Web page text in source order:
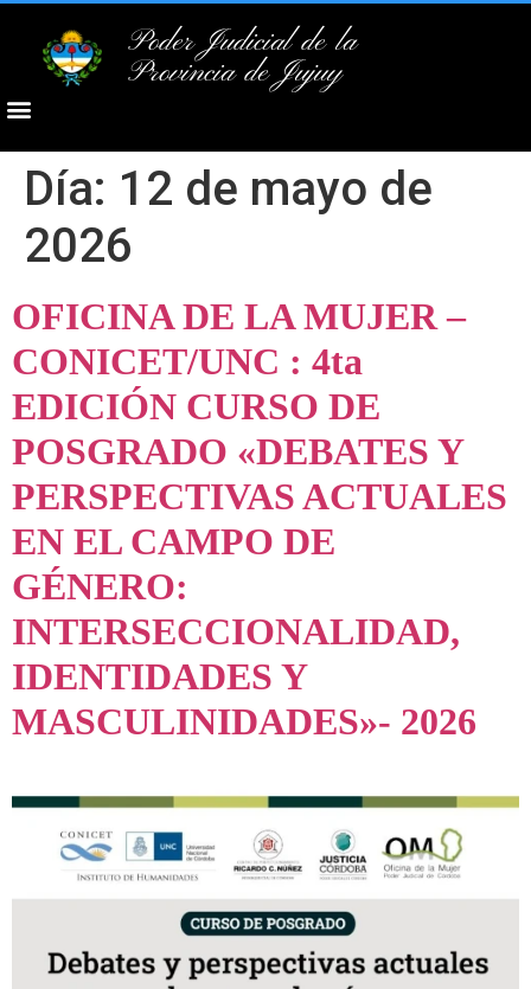
Poder Judicial de la
Provincia de Jujuy
Día: 12 de mayo de
2026
OFICINA DE LA MUJER –
CONICET/UNC : 4ta
EDICIÓN CURSO DE
POSGRADO «DEBATES Y
PERSPECTIVAS ACTUALES
EN EL CAMPO DE
GÉNERO:
INTERSECCIONALIDAD,
IDENTIDADES Y
MASCULINIDADES»- 2026